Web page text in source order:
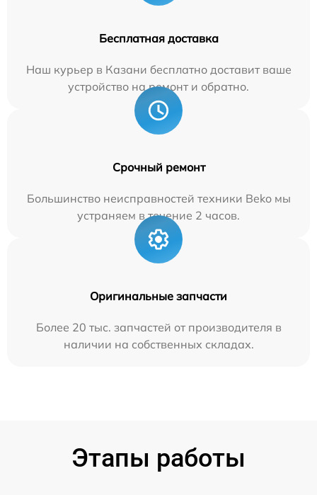
Бесплатная доставка
Наш курьер в Казани бесплатно доставит ваше
устройство на ремонт и обратно.
Срочный ремонт
Большинство неисправностей техники Beko мы
устраняем в течение 2 часов.
Оригинальные запчасти
Более 20 тыс. запчастей от производителя в
наличии на собственных складах.
Этапы работы